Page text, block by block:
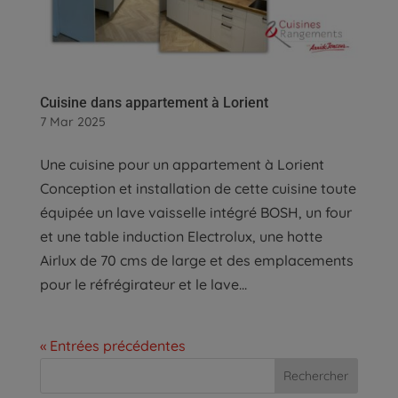
Cuisine dans appartement à Lorient
7 Mar 2025
Une cuisine pour un appartement à Lorient
Conception et installation de cette cuisine toute
équipée un lave vaisselle intégré BOSH, un four
et une table induction Electrolux, une hotte
Airlux de 70 cms de large et des emplacements
pour le réfrégirateur et le lave...
« Entrées précédentes
Rechercher